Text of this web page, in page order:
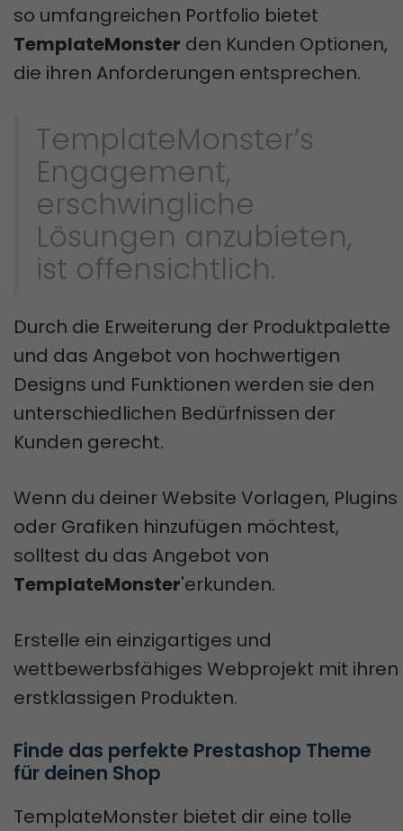
so umfangreichen Portfolio bietet
TemplateMonster den Kunden Optionen,
die ihren Anforderungen entsprechen.
TemplateMonster’s
Engagement,
erschwingliche
Lösungen anzubieten,
ist offensichtlich.
Durch die Erweiterung der Produktpalette
und das Angebot von hochwertigen
Designs und Funktionen werden sie den
unterschiedlichen Bedürfnissen der
Kunden gerecht.
Wenn du deiner Website Vorlagen, Plugins
oder Grafiken hinzufügen möchtest,
solltest du das Angebot von
TemplateMonster'erkunden.
Erstelle ein einzigartiges und
wettbewerbsfähiges Webprojekt mit ihren
erstklassigen Produkten.
Finde das perfekte Prestashop Theme
für deinen Shop
TemplateMonster bietet dir eine tolle